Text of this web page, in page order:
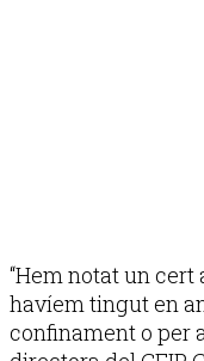
“Hem notat un cert
havíem tingut en
confinament o per